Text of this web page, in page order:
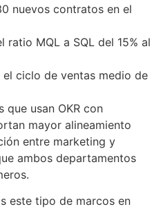
nuevos contratos en el
ratio MQL a SQL del 15% al
el ciclo de ventas medio de
que usan OKR con
mayor alineamiento
entre marketing y
ambos departamentos
este tipo de marcos en